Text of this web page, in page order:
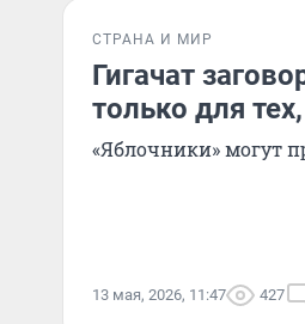
СТРАНА И МИР
Гигачат
только для
«Яблочники» могут
13 мая, 2026, 11:47 427